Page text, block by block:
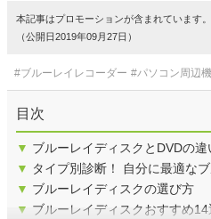
本記事はプロモーションが含まれています
（公開日2019年09月27日）
#ブルーレイレコーダー #パソコン周辺
目次
▼ ブルーレイディスクとDVDの違
▼ タイプ別診断！ 自分に最適な
▼ ブルーレイディスクの選び方
▼ ブルーレイディスクおすすめ14